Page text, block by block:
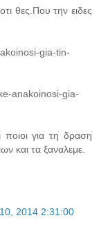
θες.Που την ειδες
gia-tin-
anakoinosi-gia-
για τη δραση
και τα ξαναλεμε.
2014 2:31:00